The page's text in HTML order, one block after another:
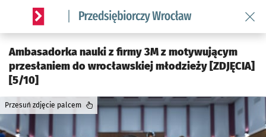
Serwis informacyjny wroclaw.pl podserwis: Strategia
Ambasadorka nauki z firmy 3M z motywującym
przesłaniem do wrocławskiej młodzieży [ZDJĘCIA]
[5/10]
Przesuń zdjęcie palcem